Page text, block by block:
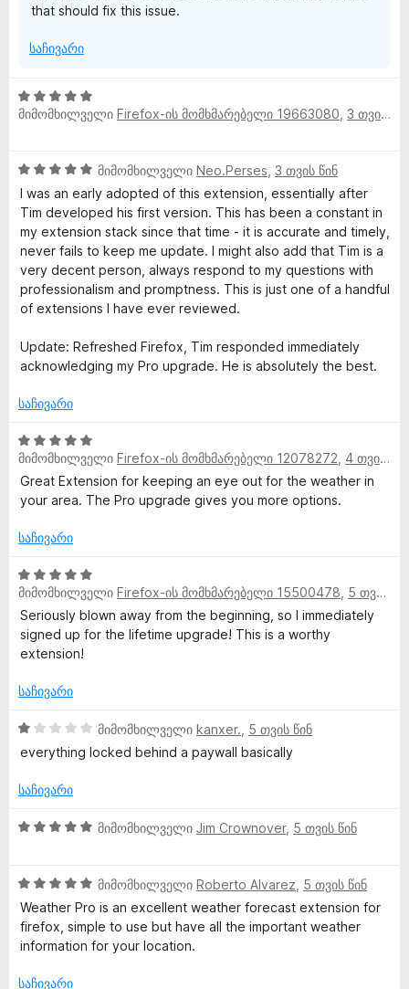
that should fix this issue.
საჩივარი
5
შ
ა
ს
ე
ბ
ა
5
-
დ
ნ
მიმომხილველი Firefox-ის მომხმარებელი 19663080 3 თვის წინ
5
შ
ე
ფ
ა
ს
ე
ბ
5
-
ა
მიმომხილველი Neo.Perses 3 თვის წინ
I was an early adopted of this extension, essentially after
Tim developed his first version. This has been a constant in
my extension stack since that time - it is accurate and timely,
never fails to keep me update. I might also add that Tim is a
very decent person, always respond to my questions with
professionalism and promptness. This is just one of a handful
of extensions I have ever reviewed.
Update: Refreshed Firefox, Tim responded immediately
acknowledging my Pro upgrade. He is absolutely the best.
საჩივარი
5
შ
ე
ფ
ს
ბ
ა
5
-
დ
ნ
მიმომხილველი Firefox-ის მომხმარებელი 12078272 4 თვის წინ
Great Extension for keeping an eye out for the weather in
your area. The Pro upgrade gives you more options.
საჩივარი
5
შ
ე
ფ
ა
ე
ა
5
დ
ნ
მიმომხილველი Firefox-ის მომხმარებელი 15500478 5 თვის წინ
Seriously blown away from the beginning, so I immediately
signed up for the lifetime upgrade! This is a worthy
extension!
საჩივარი
1
შ
ფ
ს
ა
5
-
დ
ნ
მიმომხილველი kanxer. 5 თვის წინ
everything locked behind a paywall basically
საჩივარი
5
ფ
ა
ს
ე
ა
მიმომხილველი Jim Crownover, 5 თვის წინ
5
შ
ე
ფ
ს
მიმომხილველი Roberto Alvarez 5 თვის წინ
Weather Pro is an excellent weather forecast extension for
firefox, simple to use but have all the important weather
information for your location.
საჩივარი